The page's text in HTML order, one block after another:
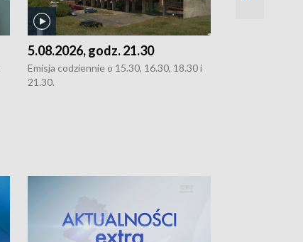
5.08.2026, godz. 21.30
Emisja codziennie o 15.30, 16.30, 18.30 i
21.30.